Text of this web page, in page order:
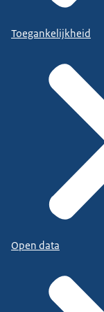
Toegankelijkheid
Open data